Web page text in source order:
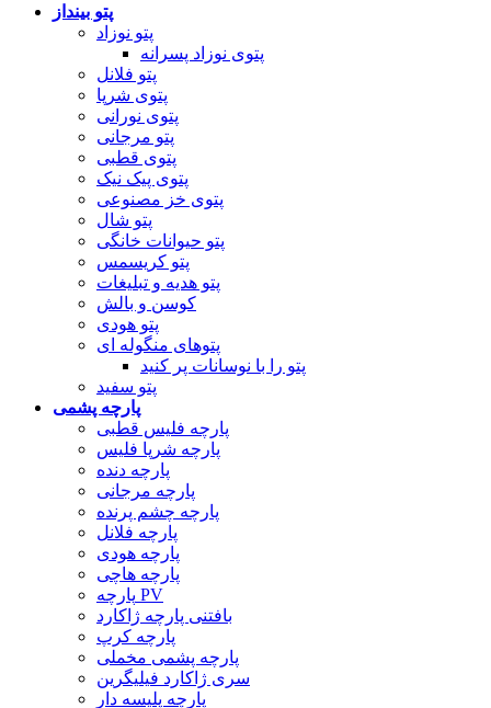
پتو بینداز
پتو نوزاد
پتوی نوزاد پسرانه
پتو فلانل
پتوی شرپا
پتوی نورانی
پتو مرجانی
پتوی قطبی
پتوی پیک نیک
پتوی خز مصنوعی
پتو شال
پتو حیوانات خانگی
پتو کریسمس
پتو هدیه و تبلیغات
کوسن و بالش
پتو هودی
پتوهای منگوله ای
پتو را با نوسانات پر کنید
پتو سفید
پارچه پشمی
پارچه فلیس قطبی
پارچه شرپا فلیس
پارچه دنده
پارچه مرجانی
پارچه چشم پرنده
پارچه فلانل
پارچه هودی
پارچه هاچی
پارچه PV
بافتنی پارچه ژاکارد
پارچه کرپ
پارچه پشمی مخملی
سری ژاکارد فیلیگرین
پارچه پلیسه دار